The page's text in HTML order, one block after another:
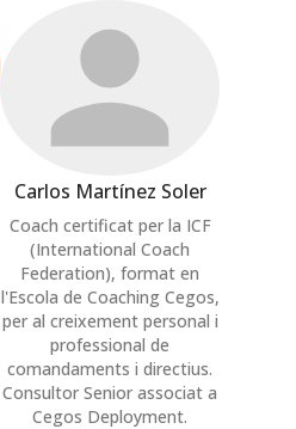
Carlos Martínez Soler
Coach certificat per la ICF
(International Coach
Federation), format en
l'Escola de Coaching Cegos,
per al creixement personal i
professional de
comandaments i directius.
Consultor Senior associat a
Cegos Deployment.